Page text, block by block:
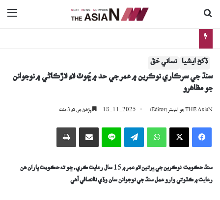
ڏکڻ ايشيا نساني حَقَ
سنڌ جي سرڪاري نوڪرين ۾ عمر جي حد ۾ ڇُوٽ لاءِ لاڙڪاڻي ۾ نوجوانن
جو مظاھرو
THE AsiaN جو ايڊيٽر (Editor) 18-11-2025 پڙھڻ جي لاءِ 3 منٽ
Facebook
X
WhatsApp
Telegram
Line اي ميل وسيلي ونڊيو پرنٽ
سنڌ حڪومت نوڪرين جي ڀرتين لاءِ عمر ۾ 15 سال رعايت ڪري، ڇو ته حڪومت پاران هن
رعايت ۾ ڪٽوتي وارو عمل سنڌ جي نوجوانن سان وڏي ناانصافي آهي